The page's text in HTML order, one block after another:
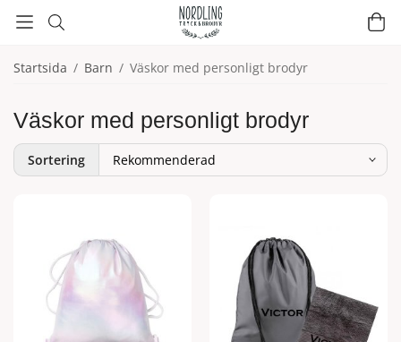
Startsida / Barn / Väskor med personligt brodyr
Väskor med personligt brodyr
Sortering